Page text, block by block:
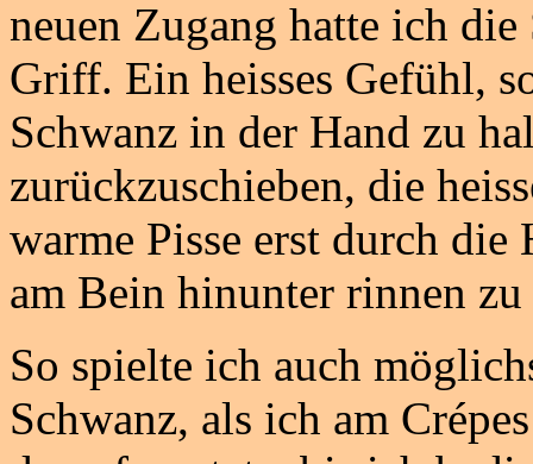
neuen Zugang hatte ich
Griff. Ein heisses Gefühl,
Schwanz in der Hand zu
zurückzuschieben, die
warme Pisse erst durch
am Bein hinunter rinnen zu
So spielte ich auch
Schwanz, als ich am